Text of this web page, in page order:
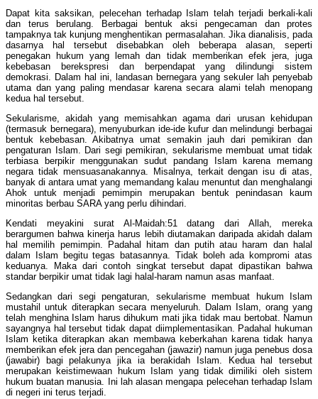
Dapat kita saksikan, pelecehan terhadap Islam telah terjadi berkali-kali
dan terus berulang. Berbagai bentuk aksi pengecaman dan protes
tampaknya tak kunjung menghentikan permasalahan. Jika dianalisis, pada
dasarnya hal tersebut disebabkan oleh beberapa alasan, seperti
penegakan hukum yang lemah dan tidak memberikan efek jera, juga
kebebasan berekspresi dan berpendapat yang dilindungi sistem
demokrasi. Dalam hal ini, landasan bernegara yang sekuler lah penyebab
utama dan yang paling mendasar karena secara alami telah menopang
kedua hal tersebut.
Sekularisme, akidah yang memisahkan agama dari urusan kehidupan
(termasuk bernegara), menyuburkan ide-ide kufur dan melindungi berbagai
bentuk kebebasan. Akibatnya umat semakin jauh dari pemikiran dan
pengaturan Islam. Dari segi pemikiran, sekularisme membuat umat tidak
terbiasa berpikir menggunakan sudut pandang Islam karena memang
negara tidak mensuasanakannya. Misalnya, terkait dengan isu di atas,
banyak di antara umat yang memandang kalau menuntut dan menghalangi
Ahok untuk menjadi pemimpin merupakan bentuk penindasan kaum
minoritas berbau SARA yang perlu dihindari.
Kendati meyakini surat Al-Maidah:51 datang dari Allah, mereka
berargumen bahwa kinerja harus lebih diutamakan daripada akidah dalam
hal memilih pemimpin. Padahal hitam dan putih atau haram dan halal
dalam Islam begitu tegas batasannya. Tidak boleh ada kompromi atas
keduanya. Maka dari contoh singkat tersebut dapat dipastikan bahwa
standar berpikir umat tidak lagi halal-haram namun asas manfaat.
Sedangkan dari segi pengaturan, sekularisme membuat hukum Islam
mustahil untuk diterapkan secara menyeluruh. Dalam Islam, orang yang
telah menghina Islam harus dihukum mati jika tidak mau bertobat. Namun
sayangnya hal tersebut tidak dapat diimplementasikan. Padahal hukuman
Islam ketika diterapkan akan membawa keberkahan karena tidak hanya
memberikan efek jera dan pencegahan (jawazir) namun juga penebus dosa
(jawabir) bagi pelakunya jika ia berakidah Islam. Kedua hal tersebut
merupakan keistimewaan hukum Islam yang tidak dimiliki oleh sistem
hukum buatan manusia. Ini lah alasan mengapa pelecehan terhadap Islam
di negeri ini terus terjadi.